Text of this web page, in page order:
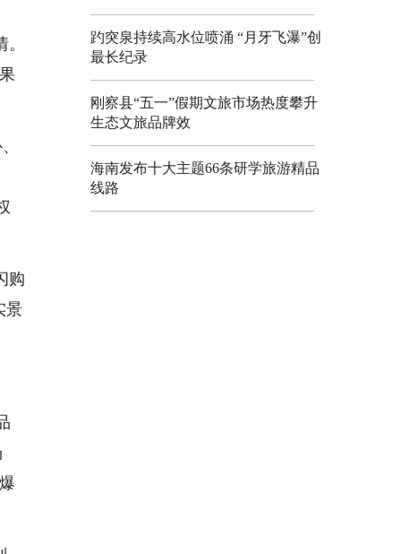
购
景
趵突泉持续高水位喷涌 “月牙飞瀑”创
最长纪录
刚察县“五一”假期文旅市场热度攀升
生态文旅品牌效
海南发布十大主题66条研学旅游精品
线路